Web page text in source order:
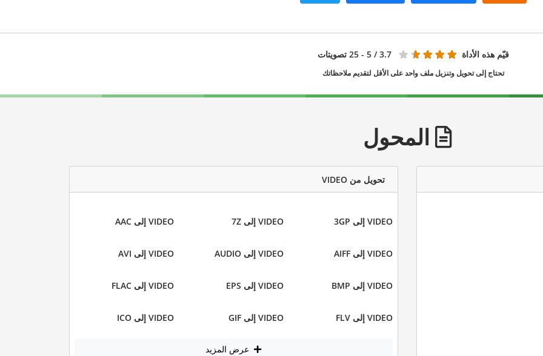
قيّم هذه الأداة 3.7 / 5 - 25 تصويتات
تحتاج إلى تحويل وتنزيل ملف واحد على الأقل لتقديم ملاحظاتك
المحول
تحويل من VIDEO
VIDEO إلى 3GP VIDEO إلى 7Z VIDEO إلى AAC
VIDEO إلى AIFF VIDEO إلى AUDIO VIDEO إلى AVI
VIDEO إلى BMP VIDEO إلى EPS VIDEO إلى FLAC
VIDEO إلى FLV VIDEO إلى GIF VIDEO إلى ICO
عرض المزيد